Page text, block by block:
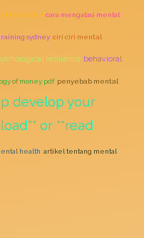
health cara mengatasi mental
sydney ciri ciri mental
resilience behavioral
of money pdf penyebab mental
develop your
or ""read
health artikel tentang mental